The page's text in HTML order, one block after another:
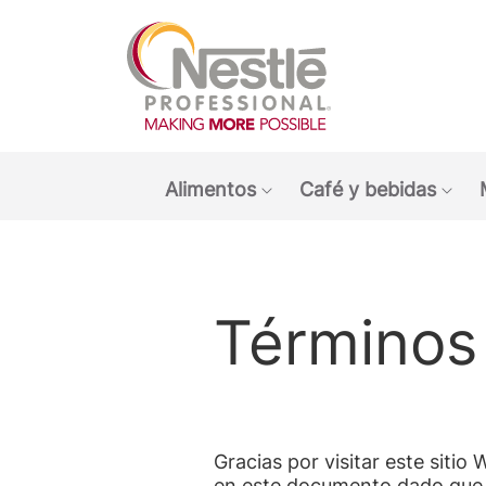
Alimentos
Show submenu:
Café y bebidas
Gracias por visitar este sitio